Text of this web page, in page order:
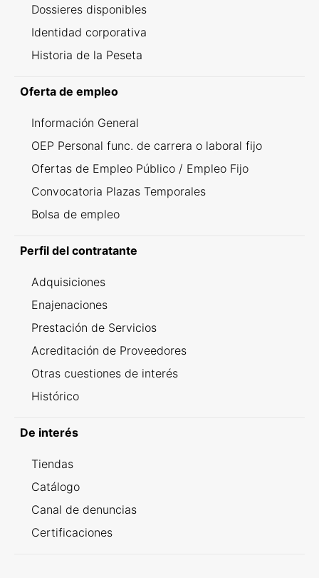
Dossieres disponibles
Identidad corporativa
Historia de la Peseta
Oferta de empleo
Información General
OEP Personal func. de carrera o laboral fijo
Ofertas de Empleo Público / Empleo Fijo
Convocatoria Plazas Temporales
Bolsa de empleo
Perfil del contratante
Adquisiciones
Enajenaciones
Prestación de Servicios
Acreditación de Proveedores
Otras cuestiones de interés
Histórico
De interés
Tiendas
Catálogo
Canal de denuncias
Certificaciones